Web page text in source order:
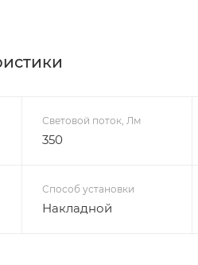
Световой поток, Лм
350
Способ установки
Накладной